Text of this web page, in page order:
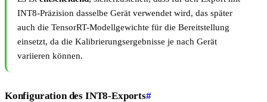
INT8-Präzision dasselbe Gerät verwendet wird, das später
auch die TensorRT-Modellgewichte für die Bereitstellung
einsetzt, da die Kalibrierungsergebnisse je nach Gerät
variieren können.
Konfiguration des INT8-Exports#